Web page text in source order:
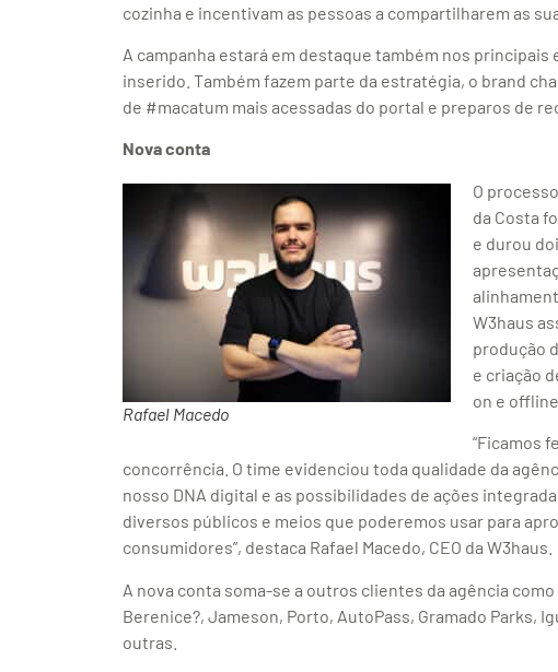
cozinha e incentivam as pessoas a compartilharem as
A campanha estará em destaque também nos
inserido. Também fazem parte da estratégia, o brand
de #macatum mais acessadas do portal e preparos de
Nova conta
Rafael Macedo
O
da Costa
e durou
W3haus
produção
e criação
on e offline.
“Ficamos
concorrência. O time evidenciou toda qualidade da
nosso DNA digital e as possibilidades de ações
diversos públicos e meios que poderemos usar para
consumidores”, destaca Rafael Macedo, CEO da W3haus.
A nova conta soma-se a outros clientes da agência
Berenice?, Jameson, Porto, AutoPass, Gramado Parks,
outras.